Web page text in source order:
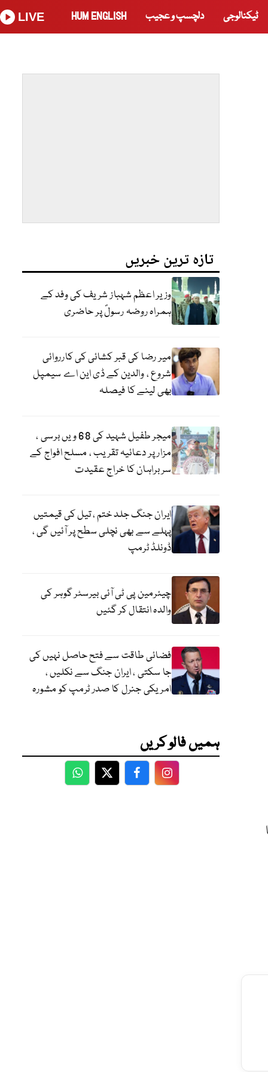
ٹیکنالوجی دلچسپ و عجیب HUM ENGLISH
LIVE
تازہ ترین خبریں
وزیر اعظم شہباز شریف کی وفد کے
ہمراہ روضہ رسولؐ پر حاضری
میر رضا کی قبر کشائی کی کارروائی
شروع ، والدین کے ڈی این اے سیمپل
بھی لینے کا فیصلہ
میجر طفیل شہید کی 68 ویں برسی ،
مزار پر دعائیہ تقریب ، مسلح افواج کے
سربراہان کا خراج عقیدت
ایران جنگ جلد ختم ، تیل کی قیمتیں
پہلے سے بھی نچلی سطح پر آئیں گی ،
ڈونلڈ ٹرمپ
چیئرمین پی ٹی آئی بیرسٹر گوہر کی
والدہ انتقال کر گئیں
فضائی طاقت سے فتح حاصل نہیں کی
جا سکتی ، ایران جنگ سے نکلیں ،
امریکی جنرل کا صدر ٹرمپ کو مشورہ
ہمیں فالو کریں
WhatsApp
TwitterFacebookFacebook